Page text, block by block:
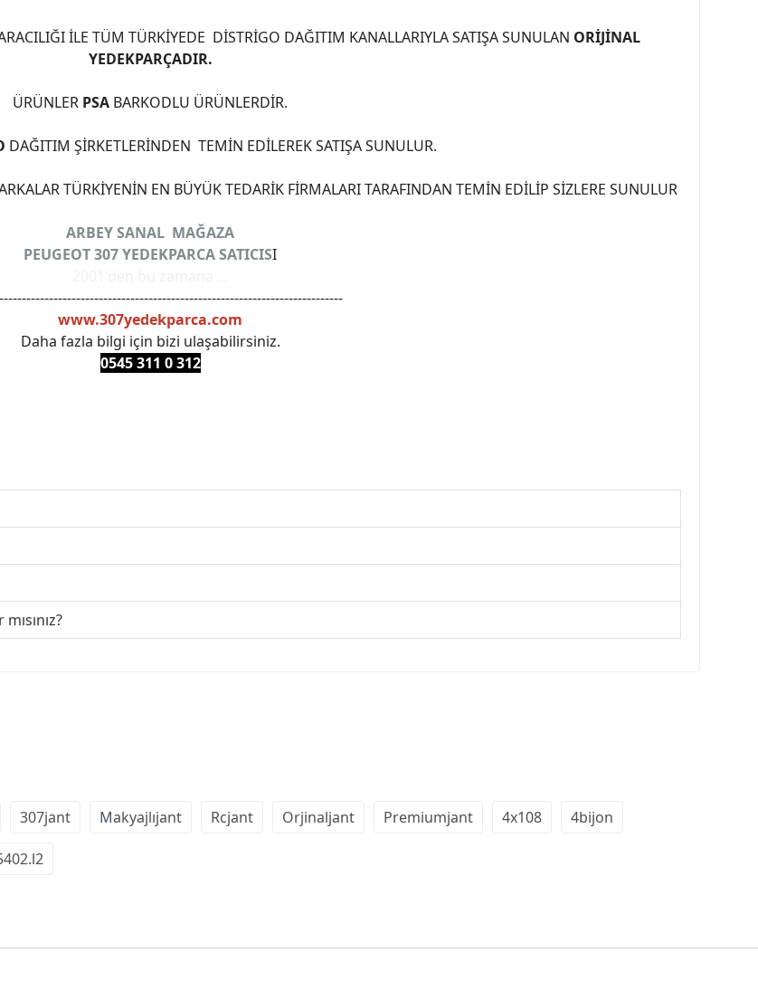
İLE TÜM TÜRKİYEDE DİSTRİGO DAĞITIM KANALLARIYLA SATIŞA SUNULAN ORİJİNAL
YEDEKPARÇADIR.
ÜRÜNLER PSA BARKODLU ÜRÜNLERDİR.
DAĞITIM ŞİRKETLERİNDEN TEMİN EDİLEREK SATIŞA SUNULUR.
TÜRKİYENİN EN BÜYÜK TEDARİK FİRMALARI TARAFINDAN TEMİN EDİLİP SİZLERE SUNULUR
ARBEY SANAL MAĞAZA
PEUGEOT 307 YEDEKPARCA SATICISI
www.307yedekparca.com
Daha fazla bilgi için bizi ulaşabilirsiniz.
0545 311 0 312
307jant Makyajlıjant Rcjant Orjinaljant Premiumjant 4x108 4bijon